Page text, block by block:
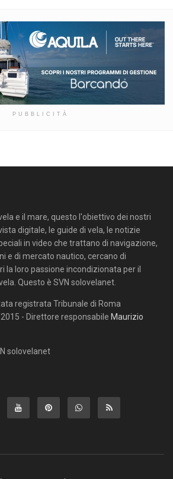
PUBBLICITÀ
e il mare, questo l'obiettivo dei nostri
digitale, le guide di vela, le notizie
in video che trattano di navigazione,
e di mercato nautico, cercano di
la loro passione incondizionata per il
Questo è SVN solovelanet.
registrata Tribunale di Roma
- Direttore responsabile Maurizio
solovelanet